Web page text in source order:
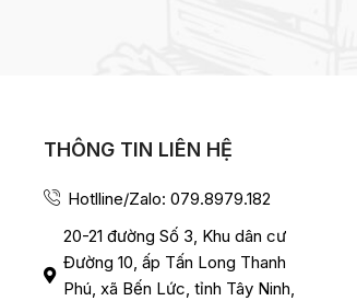
THÔNG TIN LIÊN HỆ
Hotlline/Zalo: 079.8979.182
20-21 đường Số 3, Khu dân cư
Đường 10, ấp Tấn Long Thanh
Phú, xã Bến Lức, tỉnh Tây Ninh,